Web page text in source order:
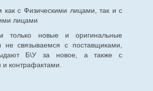
как с Физическими лицами, так и с
лицами
только новые и оригинальные
связываемся с поставщиками,
Б\У за новое, а также с
контрафактами.